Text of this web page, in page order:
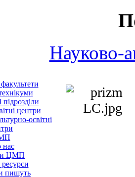
Науково-
центри
освітні
нас
ЦМП
пишуть